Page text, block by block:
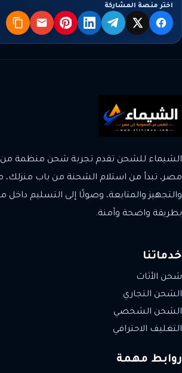
اختر منصة المشاركة
فيسبوك
X تيليجراملينكدإنبنترستالبريد نسخ
الشيماء للشحن تقدم تجربة شحن منظمة من
مصر، تبدأ من استلام الشحنة من باب منزلك،
والتجهيز والمتابعة، وصولًا إلى التسليم
بطريقة واضحة وآمنة.
خدماتنا
شحن الأثاث
الشحن التجاري
الشحن الشخصي
التغليف الاحترافي
روابط مهمة